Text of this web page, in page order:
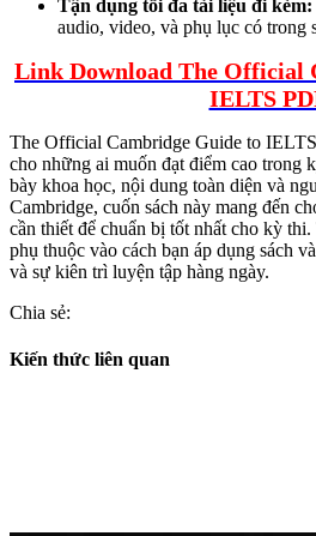
Tận dụng tối đa tài liệu đi kèm:
audio, video, và phụ lục có trong
Link Download The Official
IELTS
The Official Cambridge Guide to
cho những ai muốn đạt điểm cao trong
bày khoa học, nội dung toàn diện và
Cambridge, cuốn sách này mang đến
cần thiết để chuẩn bị tốt nhất cho kỳ
phụ thuộc vào cách bạn áp dụng sách
và sự kiên trì luyện tập hàng ngày.
Chia sẻ:
Kiến thức liên quan